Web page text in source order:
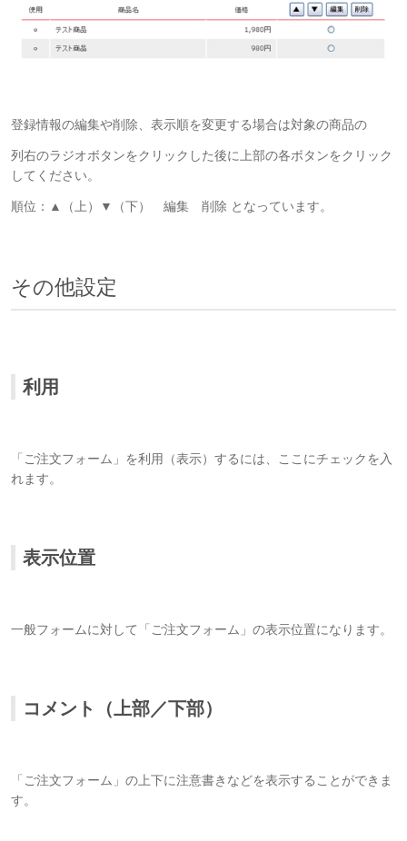
登録情報の編集や削除、表示順を変更する場合は対象の商品の
列右のラジオボタンをクリックした後に上部の各ボタンをクリック
してください。
順位：▲（上）▼（下） 編集 削除 となっています。
その他設定
利用
「ご注文フォーム」を利用（表示）するには、ここにチェックを入
れます。
表示位置
一般フォームに対して「ご注文フォーム」の表示位置になります。
コメント（上部／下部）
「ご注文フォーム」の上下に注意書きなどを表示することができま
す。